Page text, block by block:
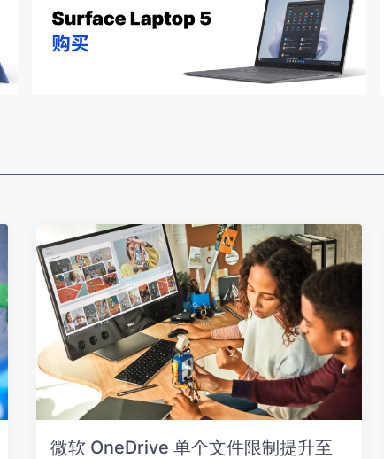
微软 OneDrive 单个文件限制提升至